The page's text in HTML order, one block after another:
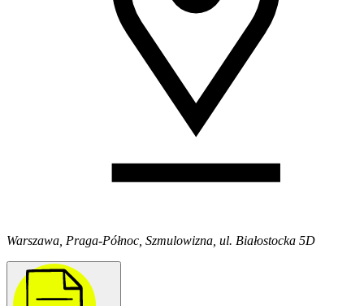
Warszawa, Praga-Północ, Szmulowizna, ul. Białostocka 5D